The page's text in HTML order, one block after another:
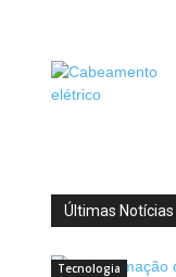
Últimas Notícias
Tecnologia